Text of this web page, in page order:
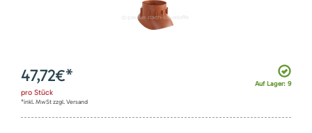
Auf Lager: 9
47,72€*
pro Stück
*inkl. MwSt zzgl. Versand